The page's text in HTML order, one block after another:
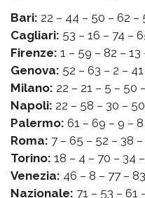
Bari: 22 – 44 – 50 – 62 –
Cagliari: 53 – 16 – 74 –
Firenze: 1 – 59 – 82 – 13
Genova: 52 – 63 – 2 –
Milano: 22 – 21 – 5 – 50
Napoli: 22 – 58 – 30 –
Palermo: 61 – 69 – 9 –
Roma: 7 – 65 – 52 – 38
Torino: 18 – 4 – 70 – 34
Venezia: 46 – 8 – 77 –
Nazionale: 71 – 53 – 61